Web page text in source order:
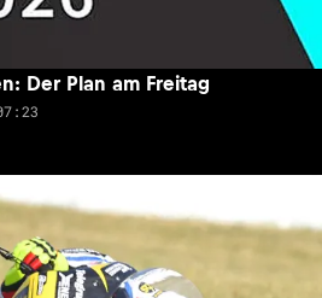
Der Plan am Freitag